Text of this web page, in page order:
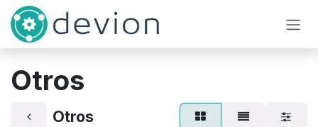
Ir al contenido
Otros
Otros